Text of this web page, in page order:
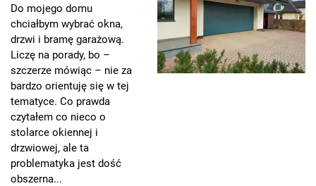
Do mojego domu
chciałbym wybrać okna,
drzwi i bramę garażową.
Liczę na porady, bo –
szczerze mówiąc – nie za
bardzo orientuję się w tej
tematyce. Co prawda
czytałem co nieco o
stolarce okiennej i
drzwiowej, ale ta
problematyka jest dość
obszerna...